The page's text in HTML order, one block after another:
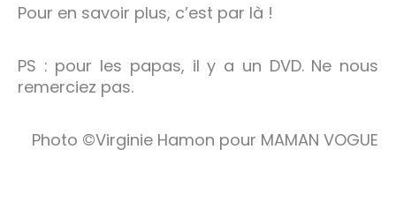
Pour en savoir plus, c’est par là !
PS : pour les papas, il y a un DVD. Ne nous
remerciez pas.
Photo ©Virginie Hamon pour MAMAN VOGUE